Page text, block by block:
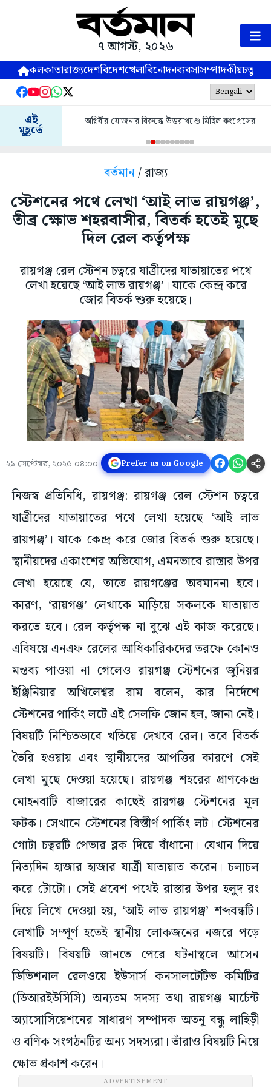
৭ আগস্ট, ২০২৬
কলকাতারাজ্যদেশবিদেশখেলাবিনোদনব্যবসাসম্পাদকীয়
এই
মুহূর্তে
অগ্নিবীর যোজনার বিরুদ্ধে উত্তরাখণ্ডে মিছিল কংগ্রেসের
বর্তমান/ রাজ্য
স্টেশনের পথে লেখা ‘আই লাভ রায়গঞ্জ’,
তীব্র ক্ষোভ শহরবাসীর, বিতর্ক হতেই মুছে
দিল রেল কর্তৃপক্ষ
রায়গঞ্জ রেল স্টেশন চত্বরে যাত্রীদের যাতায়াতের পথে
লেখা হয়েছে ‘আই লাভ রায়গঞ্জ’। যাকে কেন্দ্র করে
জোর বিতর্ক শুরু হয়েছে।
২১ সেপ্টেম্বর, ২০২৫ ০৪:০০ Prefer us on Google
নিজস্ব প্রতিনিধি, রায়গঞ্জ: রায়গঞ্জ রেল স্টেশন চত্বরে
যাত্রীদের যাতায়াতের পথে লেখা হয়েছে ‘আই লাভ
রায়গঞ্জ’। যাকে কেন্দ্র করে জোর বিতর্ক শুরু হয়েছে।
স্থানীয়দের একাংশের অভিযোগ, এমনভাবে রাস্তার উপর
লেখা হয়েছে যে, তাতে রায়গঞ্জের অবমাননা হবে।
কারণ, ‘রায়গঞ্জ’ লেখাকে মাড়িয়ে সকলকে যাতায়াত
করতে হবে। রেল কর্তৃপক্ষ না বুঝে এই কাজ করেছে।
এবিষয়ে এনএফ রেলের আধিকারিকদের তরফে কোনও
মন্তব্য পাওয়া না গেলেও রায়গঞ্জ স্টেশনের জুনিয়র
ইঞ্জিনিয়ার অখিলেশ্বর রাম বলেন, কার নির্দেশে
স্টেশনের পার্কিং লটে এই সেলফি জোন হল, জানা নেই।
বিষয়টি নিশ্চিতভাবে খতিয়ে দেখবে রেল। তবে বিতর্ক
তৈরি হওয়ায় এবং স্থানীয়দের আপত্তির কারণে সেই
লেখা মুছে দেওয়া হয়েছে। রায়গঞ্জ শহরের প্রাণকেন্দ্র
মোহনবাটি বাজারের কাছেই রায়গঞ্জ স্টেশনের মূল
ফটক। সেখানে স্টেশনের বিস্তীর্ণ পার্কিং লট। স্টেশনের
গোটা চত্বরটি পেভার ব্লক দিয়ে বাঁধানো। যেখান দিয়ে
নিত্যদিন হাজার হাজার যাত্রী যাতায়াত করেন। চলাচল
করে টোটো। সেই প্রবেশ পথেই রাস্তার উপর হলুদ রং
দিয়ে লিখে দেওয়া হয়, ‘আই লাভ রায়গঞ্জ’ শব্দবন্ধটি।
লেখাটি সম্পূর্ণ হতেই স্থানীয় লোকজনের নজরে পড়ে
বিষয়টি। বিষয়টি জানতে পেরে ঘটনাস্থলে আসেন
ডিভিশনাল রেলওয়ে ইউসার্স কনসালটেটিভ কমিটির
(ডিআরইউসিসি) অন্যতম সদস্য তথা রায়গঞ্জ মার্চেন্ট
অ্যাসোসিয়েশনের সাধারণ সম্পাদক অতনু বন্ধু লাহিড়ী
ও বণিক সংগঠনটির অন্য সদস্যরা। তাঁরাও বিষয়টি নিয়ে
ক্ষোভ প্রকাশ করেন।
ADVERTISEMENT